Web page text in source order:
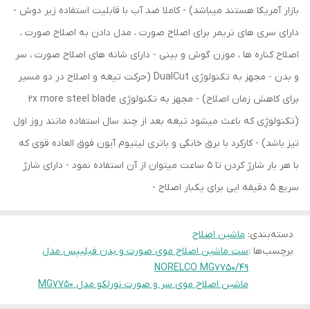
بازار آمریکا هستند میباشد) - کاملا ضد آب با قابلیت استفاده زیر دوش -
دارای سری های تریمر برای اصلاح صورت ، مدل دادن به اصلاح صورت ،
اصلاح کناره ها ، موزن گوش و بینی - دارای شانه های اصلاح صورت ، سر
و بدن - مجهز به تکنولوژی DualCut (حرکت تیغه و اصلاح در دو مسیر
برای کاهش زمان اصلاح) - مجهز به تکنولوژی 2x more steel blade
(تکنولوژِی که باعث میشود تیغه بعد از چند سال استفاده مانند روز اول
تیز باشد) - کارکرد با برق خانگی و باتری لیتیوم آیون فوق العاده قوی که
با هر بار شارژ کردن تا 5 ساعت میتوان از آن استفاده نمود - دارای شارژ
سریع 5 دقیقه ایی برای یکبار اصلاح -
دسته‌بندی: ماشین اصلاح
برچسب‌ها :ست ماشین اصلاح موی صورت و بدن فیلیپس مدل
NORELCO MG7750/49
ماشین اصلاح موی سر و صورت نورلکو مدل MG7750